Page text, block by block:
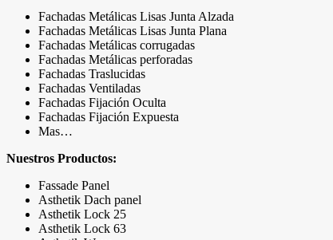
Fachadas Metálicas Lisas Junta Alzada
Fachadas Metálicas Lisas Junta Plana
Fachadas Metálicas corrugadas
Fachadas Metálicas perforadas
Fachadas Traslucidas
Fachadas Ventiladas
Fachadas Fijación Oculta
Fachadas Fijación Expuesta
Mas…
Nuestros Productos:
Fassade Panel
Asthetik Dach panel
Asthetik Lock 25
Asthetik Lock 63